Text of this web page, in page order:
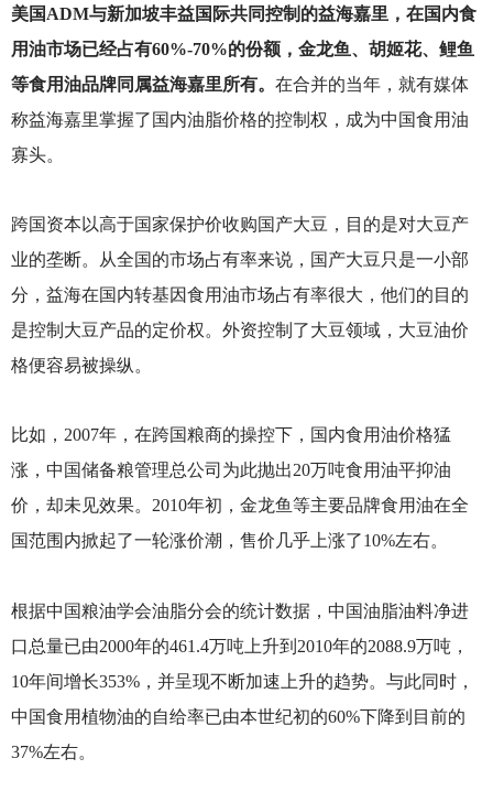
美国ADM与新加坡丰益国际共同控制的益海嘉里，在国内食
用油市场已经占有60%-70%的份额，金龙鱼、胡姬花、鲤鱼
等食用油品牌同属益海嘉里所有。 在合并的当年，就有媒体
称益海嘉里掌握了国内油脂价格的控制权，成为中国食用油
寡头。
跨国资本以高于国家保护价收购国产大豆，目的是对大豆产
业的垄断。从全国的市场占有率来说，国产大豆只是一小部
分，益海在国内转基因食用油市场占有率很大，他们的目的
是控制大豆产品的定价权。外资控制了大豆领域，大豆油价
格便容易被操纵。
比如，2007年，在跨国粮商的操控下，国内食用油价格猛
涨，中国储备粮管理总公司为此抛出20万吨食用油平抑油
价，却未见效果。2010年初，金龙鱼等主要品牌食用油在全
国范围内掀起了一轮涨价潮，售价几乎上涨了10%左右。
根据中国粮油学会油脂分会的统计数据，中国油脂油料净进
口总量已由2000年的461.4万吨上升到2010年的2088.9万吨，
10年间增长353%，并呈现不断加速上升的趋势。与此同时，
中国食用植物油的自给率已由本世纪初的60%下降到目前的
37%左右。